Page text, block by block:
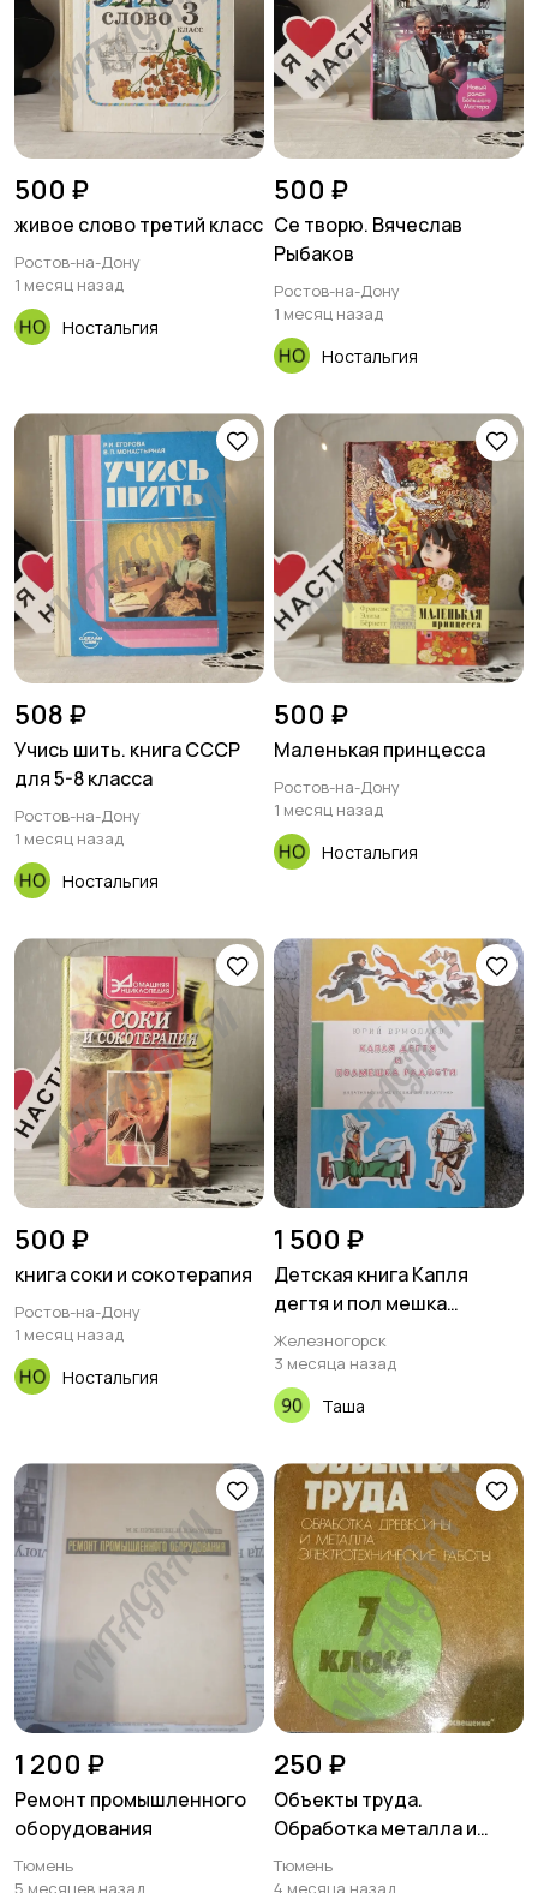
500 ₽
живое слово третий класс
Ростов-на-Дону
1 месяц назад
Ностальгия
500 ₽
Се творю. Вячеслав
Рыбаков
Ростов-на-Дону
1 месяц назад
Ностальгия
508 ₽
Учись шить. книга СССР
для 5-8 класса
Ростов-на-Дону
1 месяц назад
Ностальгия
500 ₽
Маленькая принцесса
Ростов-на-Дону
1 месяц назад
Ностальгия
500 ₽
книга соки и сокотерапия
Ростов-на-Дону
1 месяц назад
Ностальгия
1 500 ₽
Детская книга Капля
дегтя и пол мешка
радости
Железногорск
3 месяца назад
Таша
1 200 ₽
Ремонт промышленного
оборудования
Тюмень
5 месяцев назад
250 ₽
Объекты труда.
Обработка металла и
древесины
Тюмень
4 месяца назад